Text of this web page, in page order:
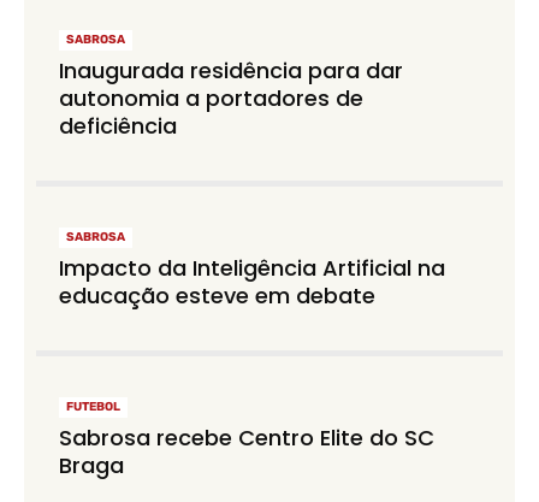
SABROSA
Inaugurada residência para dar
autonomia a portadores de
deficiência
SABROSA
Impacto da Inteligência Artificial na
educação esteve em debate
FUTEBOL
Sabrosa recebe Centro Elite do SC
Braga